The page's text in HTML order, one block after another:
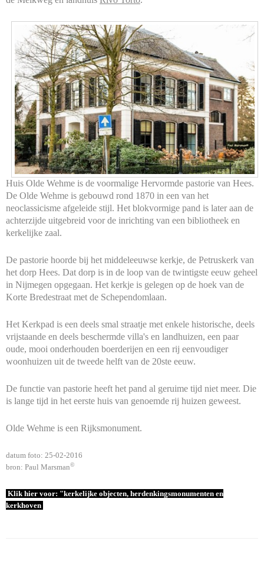
Huis Olde Wehme is de voormalige Hervormde pastorie van Hees.
De Olde Wehme is gebouwd rond 1870 in een van het
neoclassicisme afgeleide stijl. Het blokvormige pand is later aan de
achterzijde uitgebreid voor de inrichting van een bibliotheek en
kerkelijke zaal.
De pastorie hoorde bij het middeleeuwse kerkje, de Petruskerk van
het dorp Hees. Dat dorp is in de loop van de twintigste eeuw geheel
in Nijmegen opgegaan. Het kerkje is gelegen op de hoek van de
Korte Bredestraat met de Schependomlaan.
Het Kerkpad is een deels smal straatje met enkele historische, deels
vrijstaande en deels beschermde villa's en landhuizen, een paar
oude, mooi onderhouden boerderijen en een rij eenvoudiger
woonhuizen uit de tweede helft van de 20ste eeuw.
De functie van pastorie heeft het pand al geruime tijd niet meer. Die
is lange tijd in het eerste huis van genoemde rij huizen geweest.
Olde Wehme is een Rijksmonument.
datum foto: 25-02-2016
bron: Paul Marsman©
Klik hier voor: "kerkelijke objecten, herdenkingsmonumenten en
kerkhoven